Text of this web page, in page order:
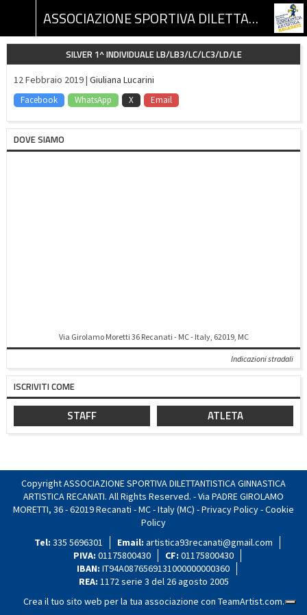
ASSOCIAZIONE SPORTIVA DILETTANTISTICA GINNASTICA ARTISTICA RECANATI
SILVER 1^ INDIVIDUALE LB/LB3/LC/LC3/LD/LE
12 Febbraio 2019 | Giuliana Lucarini
Facebook WhatsApp X Email
DOVE SIAMO
Via Girolamo Moretti 36 Recanati - MC - Italy, 62019, MC
Indicazioni stradali
ISCRIVITI COME
STAFF ATLETA
Copyright ASSOCIAZIONE SPORTIVA DILETTANTISTICA GINNASTICA
ARTISTICA RECANATI. All Rights Reserved. - Via PADRE GIROLAMO
MORETTI, 36 - 62019 Recanati - MC - Italy (MC) -Privacy Policy-Cookie
Policy
Tel: 335 5696301 Email: artistica93recanati@gmail.com
PIVA: 01175800430 CF: 01175800430
IBAN: IT94A0876569131000000000360
REA: 1172 serie 3 del 26 agosto 2005
Crea il tuo sito web per la tua associazione con TeamArtist.com.